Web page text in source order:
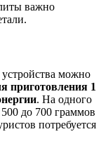
важно
можно
приготовления 1
. На одного
500 до 700 граммов
потребуется